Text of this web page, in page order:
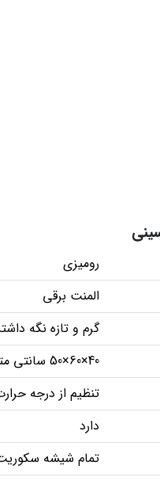
رومیزی
المنت برقی
گرم و تازه نگه
40×60×50 سانتی متر
تنظیم از درجه حرارت 20 تا 90
دارد
تمام شیشه